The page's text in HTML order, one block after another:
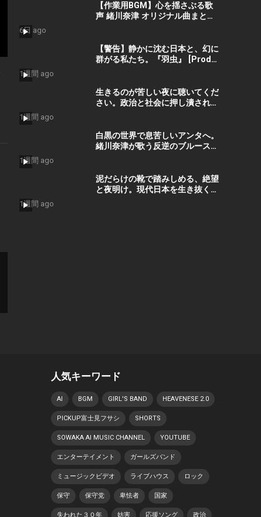
【作業用BGM】心を揺さぶる歌
声 緒川奈津 オリジナル曲まとめ
#music #音楽
6日 ago
【警告】静かに沈む日本と、幻に
群がる私たち。『羽虫』 [Prod.
1週間 ago
生きるのが苦しい夜に聴いてくだ
さい。政治と社会に押し潰された
1週間 ago
白黒の世界で息苦しいアンタへ。
緒川奈津が歌う反逆のブルース
1週間 ago
泥だらけの靴で踏みしめる、絶望
と夜明け。現代日本を生き抜くた
1週間 ago
人気キーワード
AI BGM GIRL'S BAND HEAVENESE 2.0
PICKUP富士見フサシ SHORTS
SOWAKA AI MUSIC CHANNEL YOUTUBE
エンターテイメント ガールズバンド
ミュージックビデオ ライブハウス ロック
保守 保守党 卑怯者 国家
失われた３０年 妨害 応援ソング 政治